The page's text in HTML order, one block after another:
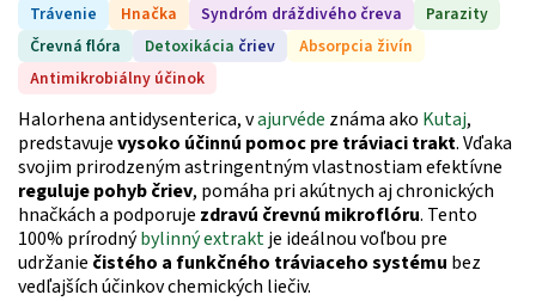
Trávenie Hnačka Syndróm dráždivého čreva
Parazity
Črevná flóra
Detoxikácia čriev
Absorpcia živín
Antimikrobiálny účinok
Halorhena antidysenterica, vajurvéde známa ako Kutaj,
predstavujevysoko účinnú pomoc pre tráviaci trakt. Vďaka
svojim prirodzeným astringentným vlastnostiam efektívne
reguluje pohyb čriev, pomáha pri akútnych aj chronických
hnačkách a podporuje zdravú črevnú mikroflóru. Tento
100% prírodnýbylinný extraktje ideálnou voľbou pre
udržanie čistého a funkčného tráviaceho systému bez
vedľajších účinkov chemických liečiv.